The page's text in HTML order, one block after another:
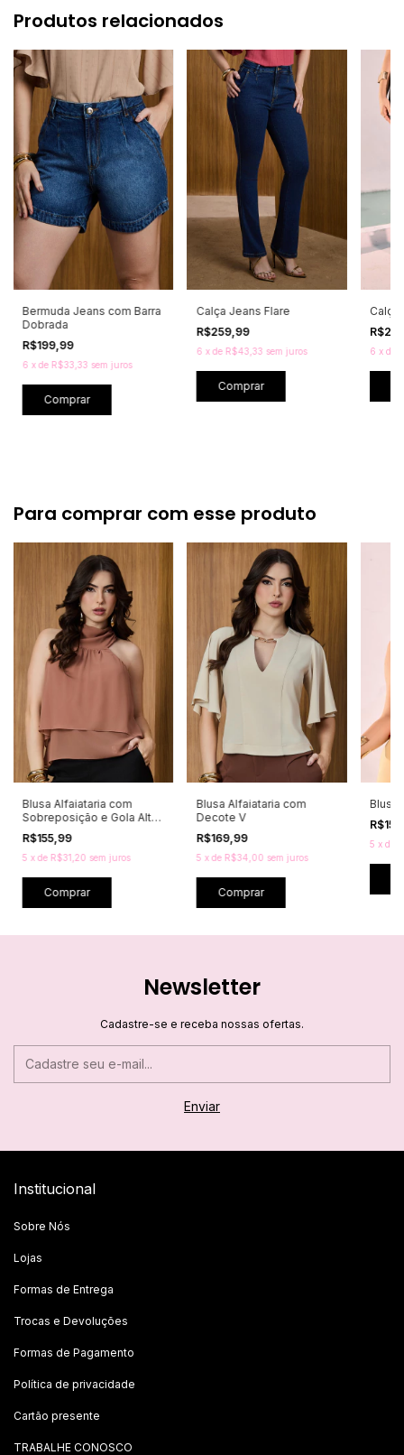
Produtos relacionados
Bermuda Jeans com Barra
Dobrada
R$199,99
6 xde R$33,33 sem juros
Comprar
Calça Jeans Flare
R$259,99
6 xde R$43,33 sem juros
Comprar
Calça
6 x de
Para comprar com esse produto
Blusa Alfaiataria com
Sobreposição e Gola Alta
Drapeada
R$155,99
5 xde R$31,20 sem juros
Comprar
Blusa Alfaiataria com
Decote V
R$169,99
5 xde R$34,00 sem juros
Comprar
Blusa
5 x de
Newsletter
Cadastre-se e receba nossas ofertas.
Institucional
Sobre Nós
Lojas
Formas de Entrega
Trocas e Devoluções
Formas de Pagamento
Política de privacidade
Cartão presente
TRABALHE CONOSCO